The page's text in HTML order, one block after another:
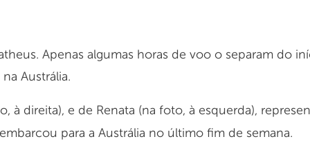
Apenas algumas horas de voo o separam do
Austrália.
à direita), e de Renata (na foto, à esquerda),
para a Austrália no último fim de semana.